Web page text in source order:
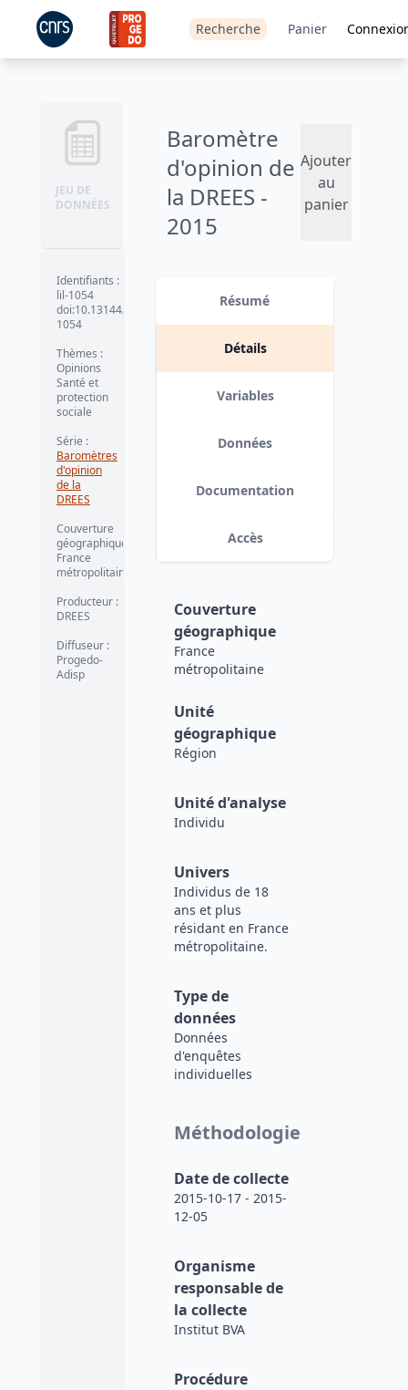
Recherche Panier
JEU DE
DONNÉES
Baromètre
d'opinion de
la DREES -
2015
Ajouter
au
panier
Identifiants :
lil-1054
doi:10.13144/lil-
1054
Thèmes :
Opinions
Santé et
protection
sociale
Série :
Baromètres
d'opinion
de la
DREES
Couverture
géographique
France
métropolitaine
Producteur :
DREES
Diffuseur :
Progedo-
Adisp
Résumé
Détails
Variables
Données
Documentation
Accès
Couverture
géographique
France
métropolitaine
Unité
géographique
Région
Unité d'analyse
Individu
Univers
Individus de 18
ans et plus
résidant en France
métropolitaine.
Type de
données
Données
d'enquêtes
individuelles
Méthodologie
Date de collecte
2015-10-17 - 2015-
12-05
Organisme
responsable de
la collecte
Institut BVA
Procédure